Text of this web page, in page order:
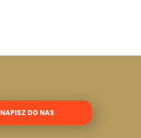
NAPISZ DO NAS